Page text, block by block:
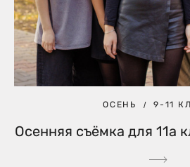
ОСЕНЬ 9-11
Осенняя съёмка для 11а